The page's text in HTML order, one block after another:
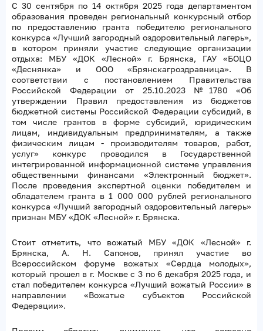
С 30 сентября по 14 октября 2025 года департаментом
образования проведен региональный конкурсный отбор
по предоставлению гранта победителю регионального
конкурса «Лучший загородный оздоровительный лагерь»,
в котором приняли участие следующие организации
отдыха: МБУ «ДОК «Лесной» г. Брянска, ГАУ «БОЦО
«Деснянка» и ООО «Брянскагроздравница». В
соответствии с постановлением Правительства
Российской Федерации от 25.10.2023 №1780 «Об
утверждении Правил предоставления из бюджетов
бюджетной системы Российской Федерации субсидий, в
том числе грантов в форме субсидий, юридическим
лицам, индивидуальным предпринимателям, а также
физическим лицам - производителям товаров, работ,
услуг» конкурс проводился в Государственной
интегрированной информационной системе управления
общественными финансами «Электронный бюджет».
После проведения экспертной оценки победителем и
обладателем гранта в 1 000 000 рублей регионального
конкурса «Лучший загородный оздоровительный лагерь»
признан МБУ «ДОК «Лесной» г. Брянска.
Стоит отметить, что вожатый МБУ «ДОК «Лесной» г.
Брянска, А. Н. Сапонов, принял участие во
Всероссийском форуме вожатых «Сердца молодых»,
который прошел в г. Москве с 3 по 6 декабря 2025 года, и
стал победителем конкурса «Лучший вожатый России» в
направлении «Вожатые субъектов Российской
Федерации».